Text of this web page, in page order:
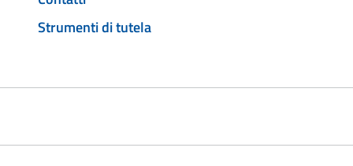
Strumenti di tutela